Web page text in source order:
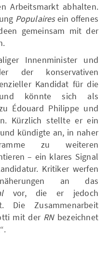
Arbeitsmarkt abhalten.
Populairesein offenes
gemeinsam mit der
Innenminister und
der konservativen
Kandidat für die
und könnte sich als
Édouard Philippe und
Kürzlich stellte er ein
kündigte an, in naher
zu weiteren
– ein klares Signal
Kritiker werfen
an das
vor, die er jedoch
Die Zusammenarbeit
mit der RNbezeichnet